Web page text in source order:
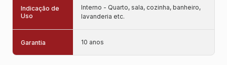
Indicação de
Uso
Interno - Quarto, sala, cozinha, banheiro,
lavanderia etc.
Garantia 10 anos